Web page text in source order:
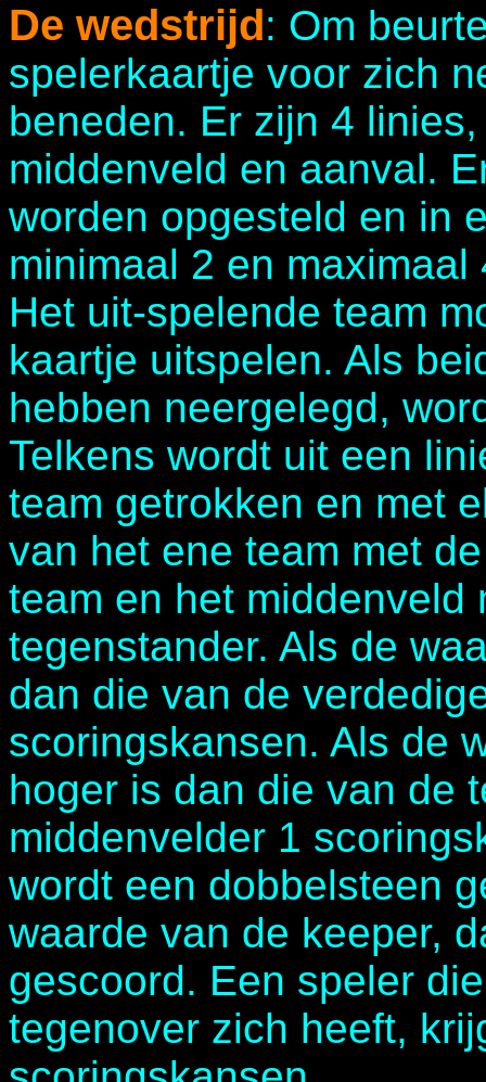
De wedstrijd: Om
spelerkaartje voor zich
beneden. Er zijn 4
middenveld en aanval.
worden opgesteld en in
minimaal 2 en
Het uit-spelende team
kaartje uitspelen. Als
hebben neergelegd,
Telkens wordt uit een
team getrokken en met
van het ene team met
team en het middenveld
tegenstander. Als de
dan die van de
scoringskansen. Als de
hoger is dan die van de
middenvelder 1
wordt een dobbelsteen
waarde van de keeper,
gescoord. Een speler
tegenover zich heeft,